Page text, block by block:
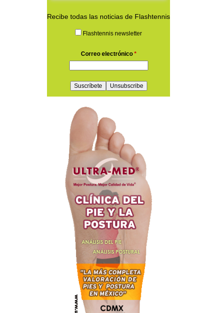
Recibe todas las noticias de Flashtennis
Flashtennis newsletter
Correo electrónico *